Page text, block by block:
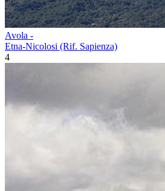
Avola -
Etna-Nicolosi (Rif. Sapienza)
4